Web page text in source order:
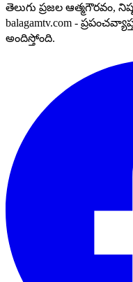
తెలుగు ప్రజల ఆత్మగౌరవం,
balagamtv.com -
అందిస్తోంది.